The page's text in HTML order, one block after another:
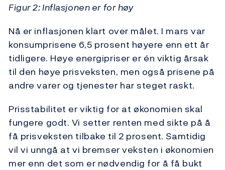
Figur 2: Inflasjonen er for høy
Nå er inflasjonen klart over målet. I mars var
konsumprisene 6,5 prosent høyere enn ett år
tidligere. Høye energipriser er én viktig årsak
til den høye prisveksten, men også prisene på
andre varer og tjenester har steget raskt.
Prisstabilitet er viktig for at økonomien skal
fungere godt. Vi setter renten med sikte på å
få prisveksten tilbake til 2 prosent. Samtidig
vil vi unngå at vi bremser veksten i økonomien
mer enn det som er nødvendig for å få bukt